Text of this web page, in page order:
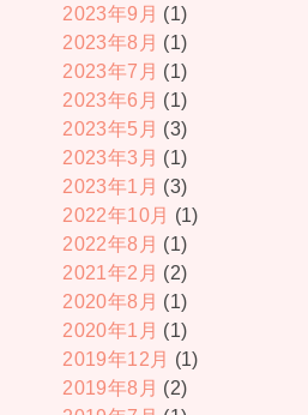
2023年9月 (1)
2023年8月 (1)
2023年7月 (1)
2023年6月 (1)
2023年5月 (3)
2023年3月 (1)
2023年1月 (3)
2022年10月 (1)
2022年8月 (1)
2021年2月 (2)
2020年8月 (1)
2020年1月 (1)
2019年12月 (1)
2019年8月 (2)